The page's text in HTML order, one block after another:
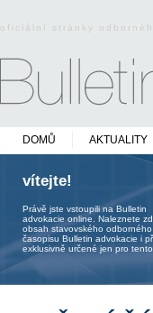
oficiální stránky
DOMŮ AKTUALITY
vítejte!
Právě jste vstoupili na Bulletin
advokacie online. Naleznete
obsah stavovského odborného
časopisu Bulletin advokacie i
exklusivně určené jen pro tento